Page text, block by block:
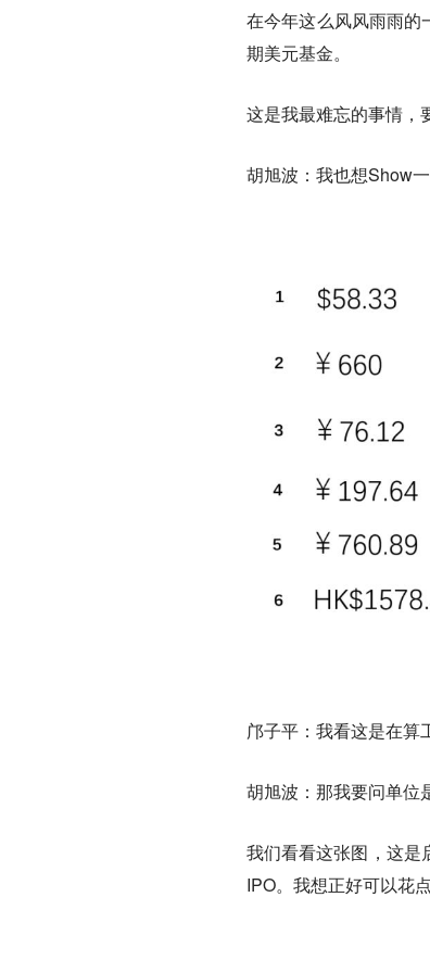
在今年这么风风雨雨
期美元基金。
这是我最难忘的事情，
胡旭波：我也想Show
邝子平：我看这是在算
胡旭波：那我要问单位
我们看看这张图，这
IPO。我想正好可以花